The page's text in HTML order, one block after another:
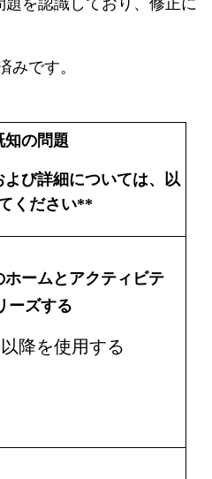
みです。
知の問題
び詳細については、以
ください**
ームとアクティビテ
ーズする
降を使用する